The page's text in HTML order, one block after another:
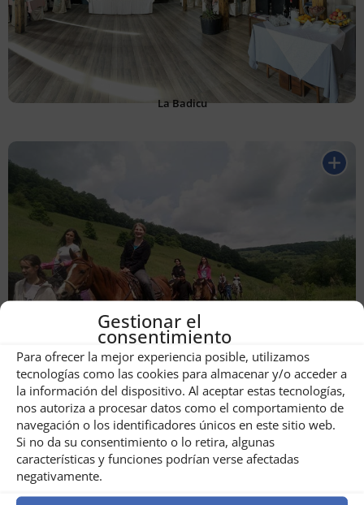
Gestionar el
consentimiento
Para ofrecer la mejor experiencia posible, utilizamos
tecnologías como las cookies para almacenar y/o acceder a
la información del dispositivo. Al aceptar estas tecnologías,
nos autoriza a procesar datos como el comportamiento de
navegación o los identificadores únicos en este sitio web.
Si no da su consentimiento o lo retira, algunas
características y funciones podrían verse afectadas
negativamente.
La Badicu
Centro ecuestre La Haiducu